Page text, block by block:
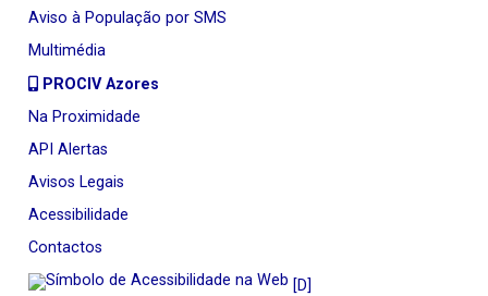
Aviso à População por SMS
Multimédia
PROCIV Azores
Na Proximidade
API Alertas
Avisos Legais
Acessibilidade
Contactos
[D]